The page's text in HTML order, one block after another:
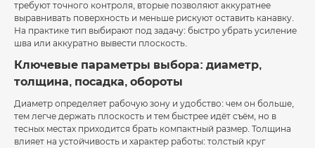
требуют точного контроля, вторые позволяют аккуратнее
выравнивать поверхность и меньше рискуют оставить канавку.
На практике тип выбирают под задачу: быстро убрать усиление
шва или аккуратно вывести плоскость.
Ключевые параметры выбора: диаметр,
толщина, посадка, обороты
Диаметр определяет рабочую зону и удобство: чем он больше,
тем легче держать плоскость и тем быстрее идёт съём, но в
тесных местах приходится брать компактный размер. Толщина
влияет на устойчивость и характер работы: толстый круг